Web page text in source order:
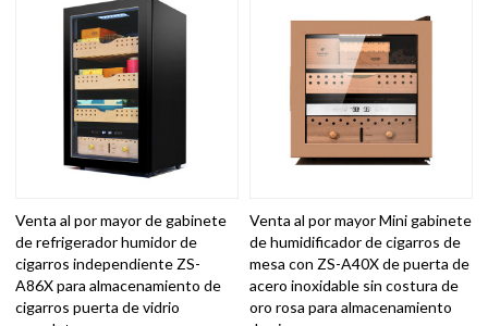
Venta al por mayor de gabinete
de refrigerador humidor de
cigarros independiente ZS-
A86X para almacenamiento de
cigarros puerta de vidrio
Venta al por mayor Mini gabinete
de humidificador de cigarros de
mesa con ZS-A40X de puerta de
acero inoxidable sin costura de
oro rosa para almacenamiento